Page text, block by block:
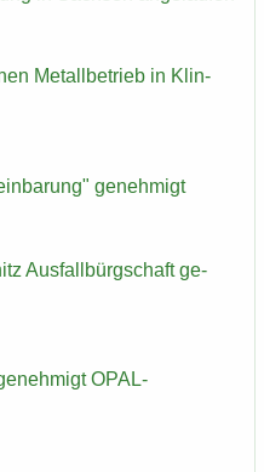
Me­tall­be­trieb in Klin­
ge­neh­migt
Aus­fall­bürg­schaft ge­
OPAL-​